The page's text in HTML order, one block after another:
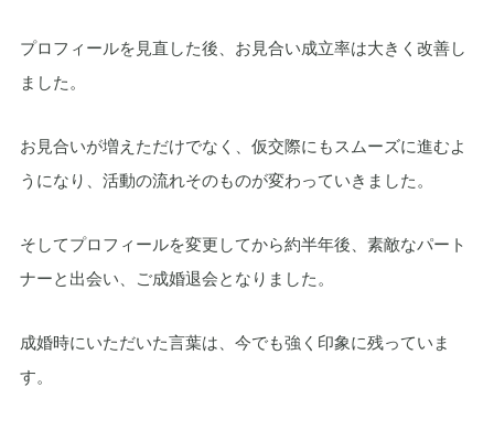
プロフィールを見直した後、お見合い成立率は大きく改善し
ました。
お見合いが増えただけでなく、仮交際にもスムーズに進むよ
うになり、活動の流れそのものが変わっていきました。
そしてプロフィールを変更してから約半年後、素敵なパート
ナーと出会い、ご成婚退会となりました。
成婚時にいただいた言葉は、今でも強く印象に残っていま
す。